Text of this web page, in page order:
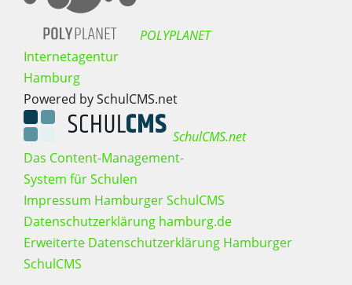
POLYPLANET
Internetagentur
Hamburg
Powered by SchulCMS.net
SchulCMS.net
Das Content-Management-
System für Schulen
Impressum Hamburger SchulCMS
Datenschutzerklärung hamburg.de
Erweiterte Datenschutzerklärung Hamburger
SchulCMS